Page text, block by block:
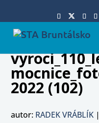
2022 (102)
autor: RADEK VRÁBLÍK